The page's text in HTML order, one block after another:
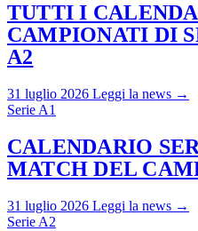
TUTTI I
CAMPIONATI DI
A2
31 luglio 2026 Leggi la news →
Serie A1
CALENDARIO
MATCH DEL
31 luglio 2026 Leggi la news →
Serie A2